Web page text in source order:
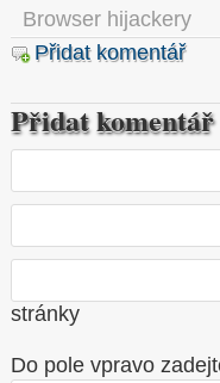
Browser hijackery
Přidat komentář
Přidat komentář
stránky
Do pole vpravo